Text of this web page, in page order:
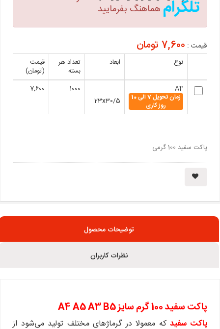
تلگرام هماهنگ بفرمایید
قیمت : 7,600 تومان
نوع ابعاد
تعداد هر
بسته
قیمت
(تومان)
A4
زمان تحویل 7 الی 10
روز کاری
23x30/5
1000
7,600
پاکت سفید 100 گرمی
توضیحات محصول
نظرات کاربران
پاکت سفید 100 گرم سایز A4 A5 A3 B5
پاکت سفیدکه معمولا در گرماژهای مختلف تولید می‌شود از